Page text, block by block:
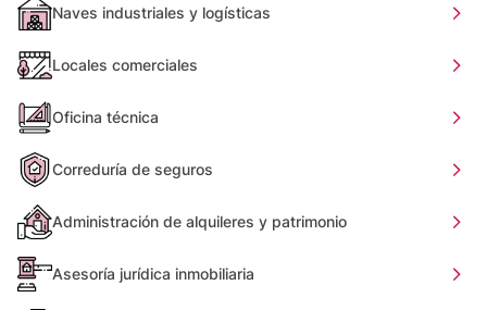
Naves industriales y logísticas
Locales comerciales
Oficina técnica
Correduría de seguros
Administración de alquileres y patrimonio
Asesoría jurídica inmobiliaria